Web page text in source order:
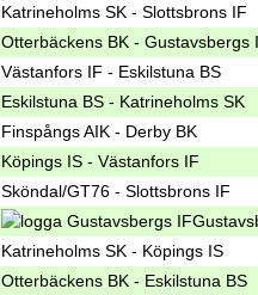
Katrineholms SK - Slottsbrons IF
Otterbäckens BK - Gustavsbergs
Västanfors IF - Eskilstuna BS
Eskilstuna BS - Katrineholms SK
Finspångs AIK - Derby BK
Köpings IS - Västanfors IF
Sköndal/GT76 - Slottsbrons IF
Katrineholms SK - Köpings IS
Otterbäckens BK - Eskilstuna BS